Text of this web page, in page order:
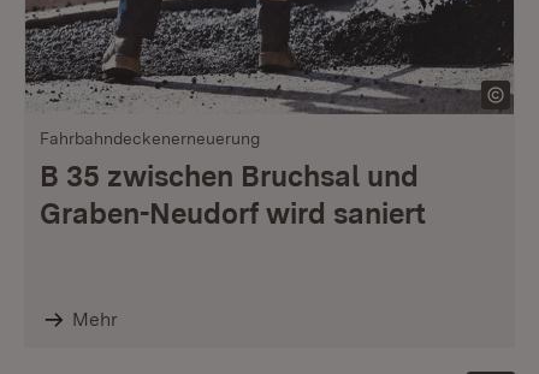
Fahrbahndeckenerneuerung
B 35 zwischen Bruchsal und
Graben-Neudorf wird saniert
Mehr